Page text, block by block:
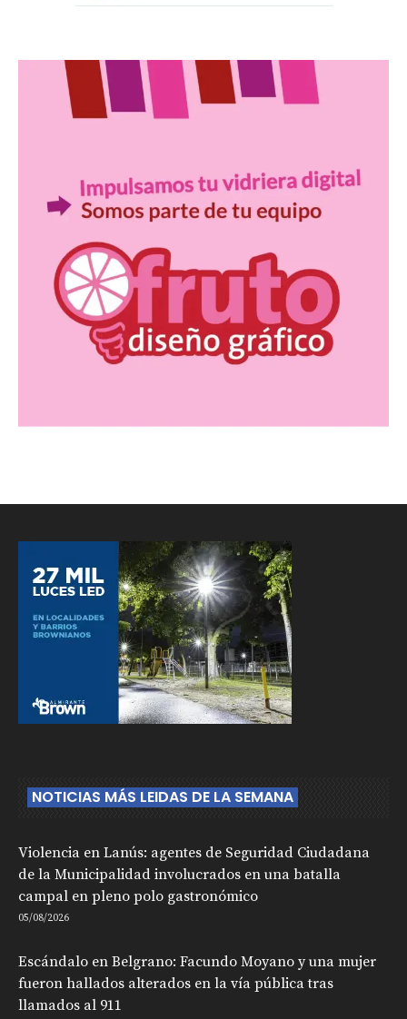
NOTICIAS MÁS LEIDAS DE LA SEMANA
Violencia en Lanús: agentes de Seguridad Ciudadana
de la Municipalidad involucrados en una batalla
campal en pleno polo gastronómico
05/08/2026
Escándalo en Belgrano: Facundo Moyano y una mujer
fueron hallados alterados en la vía pública tras
llamados al 911